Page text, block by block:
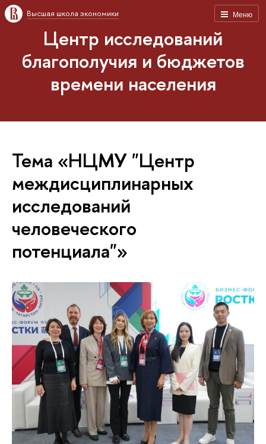
Меню
Высшая школа экономики
Центр исследований
благополучия и бюджетов
времени населения
Тема «НЦМУ "Центр
междисциплинарных
исследований
человеческого
потенциала"»